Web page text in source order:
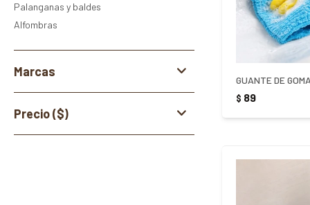
GUANTE DE
$ 89
Palanganas y baldes
Alfombras
Marcas
Precio($)